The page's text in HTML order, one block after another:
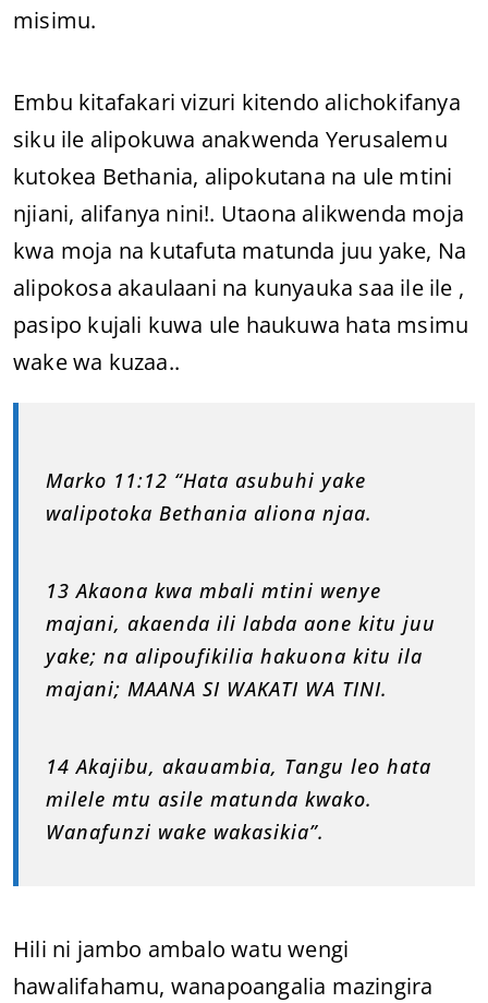
misimu.
Embu kitafakari vizuri kitendo alichokifanya
siku ile alipokuwa anakwenda Yerusalemu
kutokea Bethania, alipokutana na ule mtini
njiani, alifanya nini!. Utaona alikwenda moja
kwa moja na kutafuta matunda juu yake, Na
alipokosa akaulaani na kunyauka saa ile ile ,
pasipo kujali kuwa ule haukuwa hata msimu
wake wa kuzaa..
Marko 11:12 “Hata asubuhi yake
walipotoka Bethania aliona njaa.
13 Akaona kwa mbali mtini wenye
majani, akaenda ili labda aone kitu juu
yake; na alipoufikilia hakuona kitu ila
majani; MAANA SI WAKATI WA TINI.
14 Akajibu, akauambia, Tangu leo hata
milele mtu asile matunda kwako.
Wanafunzi wake wakasikia”.
Hili ni jambo ambalo watu wengi
hawalifahamu, wanapoangalia mazingira